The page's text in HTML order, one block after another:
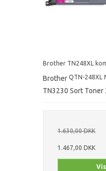
Brother TN248XL
Brother QTN-248XL
TN3230 Sort Toner
1.630,00 DKK
1.467,00 DKK